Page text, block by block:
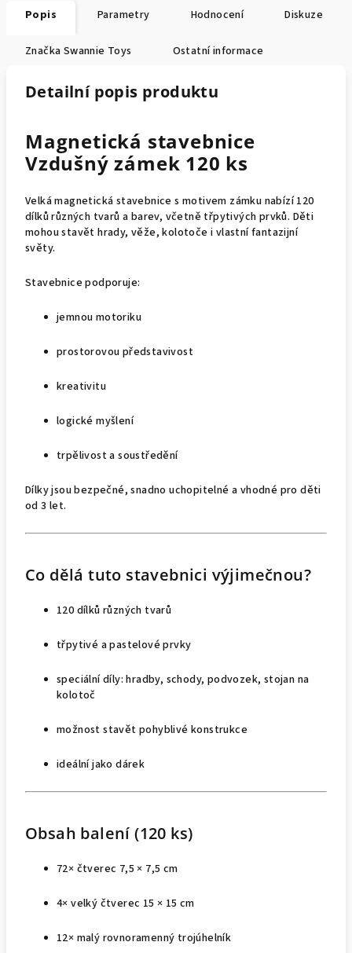
Popis Parametry Hodnocení Diskuze
Značka Swannie Toys Ostatní informace
Detailní popis produktu
Magnetická stavebnice
Vzdušný zámek 120 ks
Velká magnetická stavebnice s motivem zámku nabízí 120
dílků různých tvarů a barev, včetně třpytivých prvků. Děti
mohou stavět hrady, věže, kolotoče i vlastní fantazijní
světy.
Stavebnice podporuje:
jemnou motoriku
prostorovou představivost
kreativitu
logické myšlení
trpělivost a soustředění
Dílky jsou bezpečné, snadno uchopitelné a vhodné pro děti
od 3 let.
Co dělá tuto stavebnici výjimečnou?
120 dílků různých tvarů
třpytivé a pastelové prvky
speciální díly: hradby, schody, podvozek, stojan na
kolotoč
možnost stavět pohyblivé konstrukce
ideální jako dárek
Obsah balení (120 ks)
72× čtverec 7,5 × 7,5 cm
4× velký čtverec 15 × 15 cm
12× malý rovnoramenný trojúhelník